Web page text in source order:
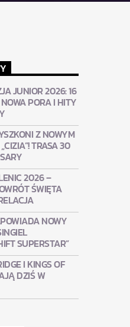
JUNIOR 2026: 16
PORA I HITY
Z NOWYM
TRASA 30
2026 –
ŚWIĘTA
NOWY
SUPERSTAR”
I KINGS OF
DZIŚ W